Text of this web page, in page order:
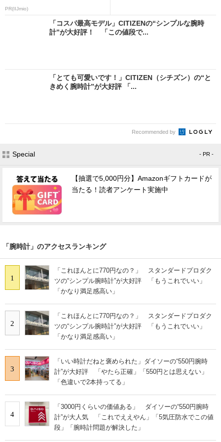
PR(IIJmio)
「コスパ最高モデル」CITIZENの“シンプルな腕時
計”が大好評！ 「この値段で...
「とても可愛いです！」CITIZEN（シチズン）の“と
きめく腕時計”が大好評 「...
Recommended by
Special - PR -
【抽選で5,000円分】Amazonギフトカードが
当たる！読者アンケート実施中
「腕時計」のアクセスランキング
1
「これほんとに770円なの？」 スタンダードプロダク
ツの“シンプル腕時計”が大好評 「もうこれでいい」
「かなり満足感高い」
2
「これほんとに770円なの？」 スタンダードプロダク
ツの“シンプル腕時計”が大好評 「もうこれでいい」
「かなり満足感高い」
3
「いい時計だねと褒められた」ダイソーの“550円腕時
計”が大好評 「やたら正確」「550円とは思えない」
「色違いで2本持ってる」
4
「3000円くらいの価値ある」 ダイソーの“550円腕時
計”が大人気 「これでええやん」「5気圧防水でこの値
段」「腕時計問題が解決した」